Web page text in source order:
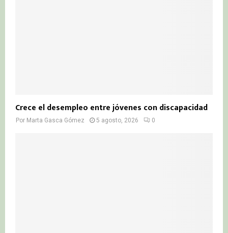
Crece el desempleo entre jóvenes con discapacidad
Por Marta Gasca Gómez 5 agosto, 2026 0